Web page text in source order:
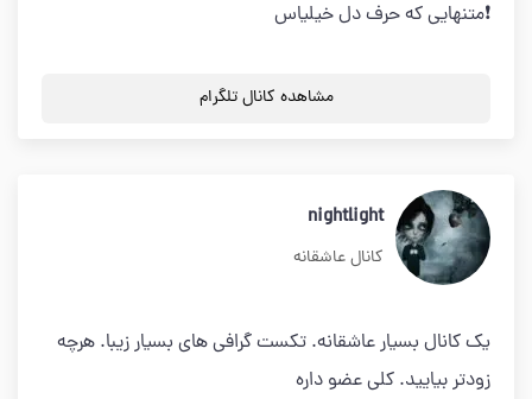
❗️متنهایی که حرف دل خیلیاس
مشاهده کانال تلگرام
nightlight
کانال عاشقانه
یک کانال بسیار عاشقانه. تکست گرافی های بسیار زیبا. هرچه
زودتر بیایید. کلی عضو داره